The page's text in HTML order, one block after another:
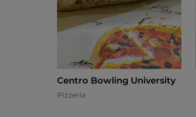
Centro Bowling University
Pizzeria